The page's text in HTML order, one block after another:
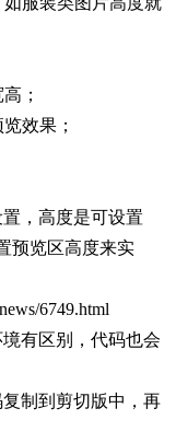
；
效果；
，高度是可设置
预览区高度来实
6749.html
有区别，代码也会
制到剪切版中，再